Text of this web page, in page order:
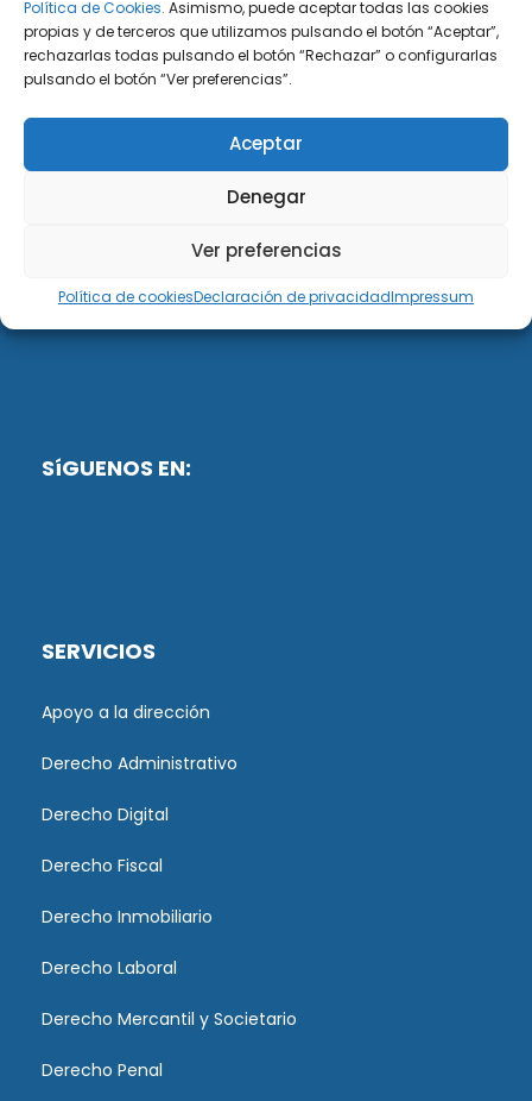
Política de Cookies. Asimismo, puede aceptar todas las cookies
propias y de terceros que utilizamos pulsando el botón “Aceptar”,
rechazarlas todas pulsando el botón “Rechazar” o configurarlas
pulsando el botón “Ver preferencias”.
Aceptar
Denegar
Ver preferencias
Política de cookiesDeclaración de privacidadImpressum
DiG ABOGADOS
DiG Abogados es un despacho de abogados
multidisciplinar especializado en las materias de
fiscalidad y mercantil. Llevamos más de 50 años al
SíGUENOS EN:
SERVICIOS
Apoyo a la dirección
Derecho Administrativo
Derecho Digital
Derecho Fiscal
Derecho Inmobiliario
Derecho Laboral
Derecho Mercantil y Societario
Derecho Penal